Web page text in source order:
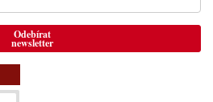
Odebírat
newsletter